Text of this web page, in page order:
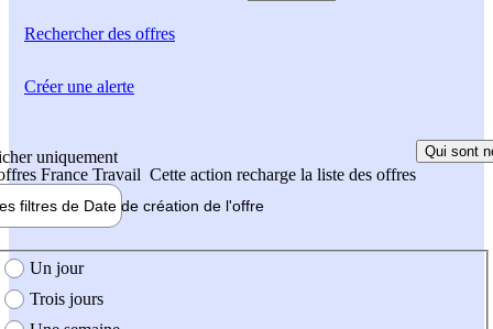
Rechercherdes offres
uniquement
France Travail Cette action recharge la liste des offres
Qui sont
filtres de Date de création de l'offre
création de l'offre
Un jour
Trois jours
Créer une alerte